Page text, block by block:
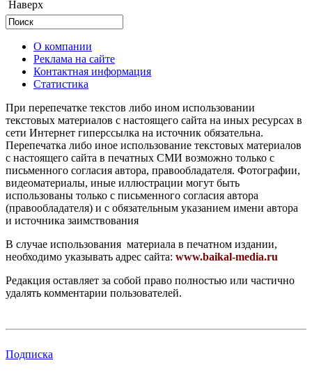
Наверх
О компании
Реклама на сайте
Контактная информация
Статистика
При перепечатке текстов либо ином использовании
текстовых материалов с настоящего сайта на иных ресурсах в
сети Интернет гиперссылка на источник обязательна.
Перепечатка либо иное использование текстовых материалов
с настоящего сайта в печатных СМИ возможно только с
письменного согласия автора, правообладателя. Фотографии,
видеоматериалы, иные иллюстрации могут быть
использованы только с письменного согласия автора
(правообладателя) и с обязательным указанием имени автора
и источника заимствования
В случае использования материала в печатном издании,
необходимо указывать адрес сайта: www.baikal-media.ru
Редакция оставляет за собой право полностью или частично
удалять комментарии пользователей.
Подписка